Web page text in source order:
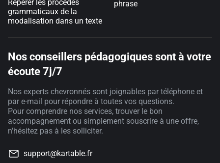
Repérer les procédés
grammaticaux de la
modalisation dans un texte
phrase
Nos conseillers pédagogiques sont à votre
écoute 7j/7
Nos experts chevronnés sont joignables par téléphone et
par e-mail pour répondre à toutes vos questions.
Pour comprendre nos services, trouver le bon
accompagnement ou simplement souscrire à une offre,
n'hésitez pas à les solliciter.
support@kartable.fr